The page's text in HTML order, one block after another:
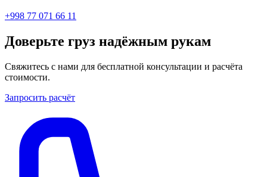
+998 77 071 66 11
Доверьте груз надёжным рукам
Свяжитесь с нами для бесплатной консультации и расчёта
стоимости.
Запросить расчёт